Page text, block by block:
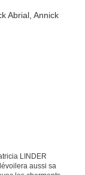
LINDER
aussi sa